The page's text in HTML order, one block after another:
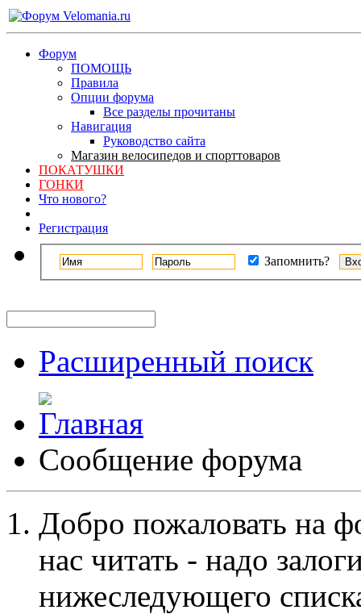
Форум
ПОМОЩЬ
Правила
Опции форума
Все разделы прочитаны
Навигация
Руководство сайта
Магазин велосипедов и спорттоваров
ПОКАТУШКИ
ГОНКИ
Что нового?
Регистрация
Запомнить?
Расширенный поиск
Сообщение форума
Добро пожаловать на
нас читать - надо
нижеследующего